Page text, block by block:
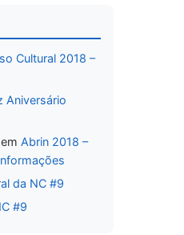
Cultural 2018 –
Aniversário
em Abrin 2018 –
da NC #9
#9